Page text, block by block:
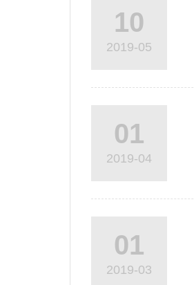
10
2019-05
01
2019-04
01
2019-03